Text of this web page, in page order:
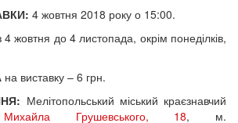
4 жовтня 2018 року о 15:00.
4 жовтня до 4 листопада, окрім понеділків,
на виставку – 6 грн.
Мелітопольський міський краєзнавчий
Грушевського, 18, м.